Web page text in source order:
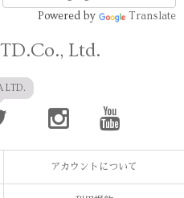
Powered by Translate
Ltd.
LTD.
アカウントについて